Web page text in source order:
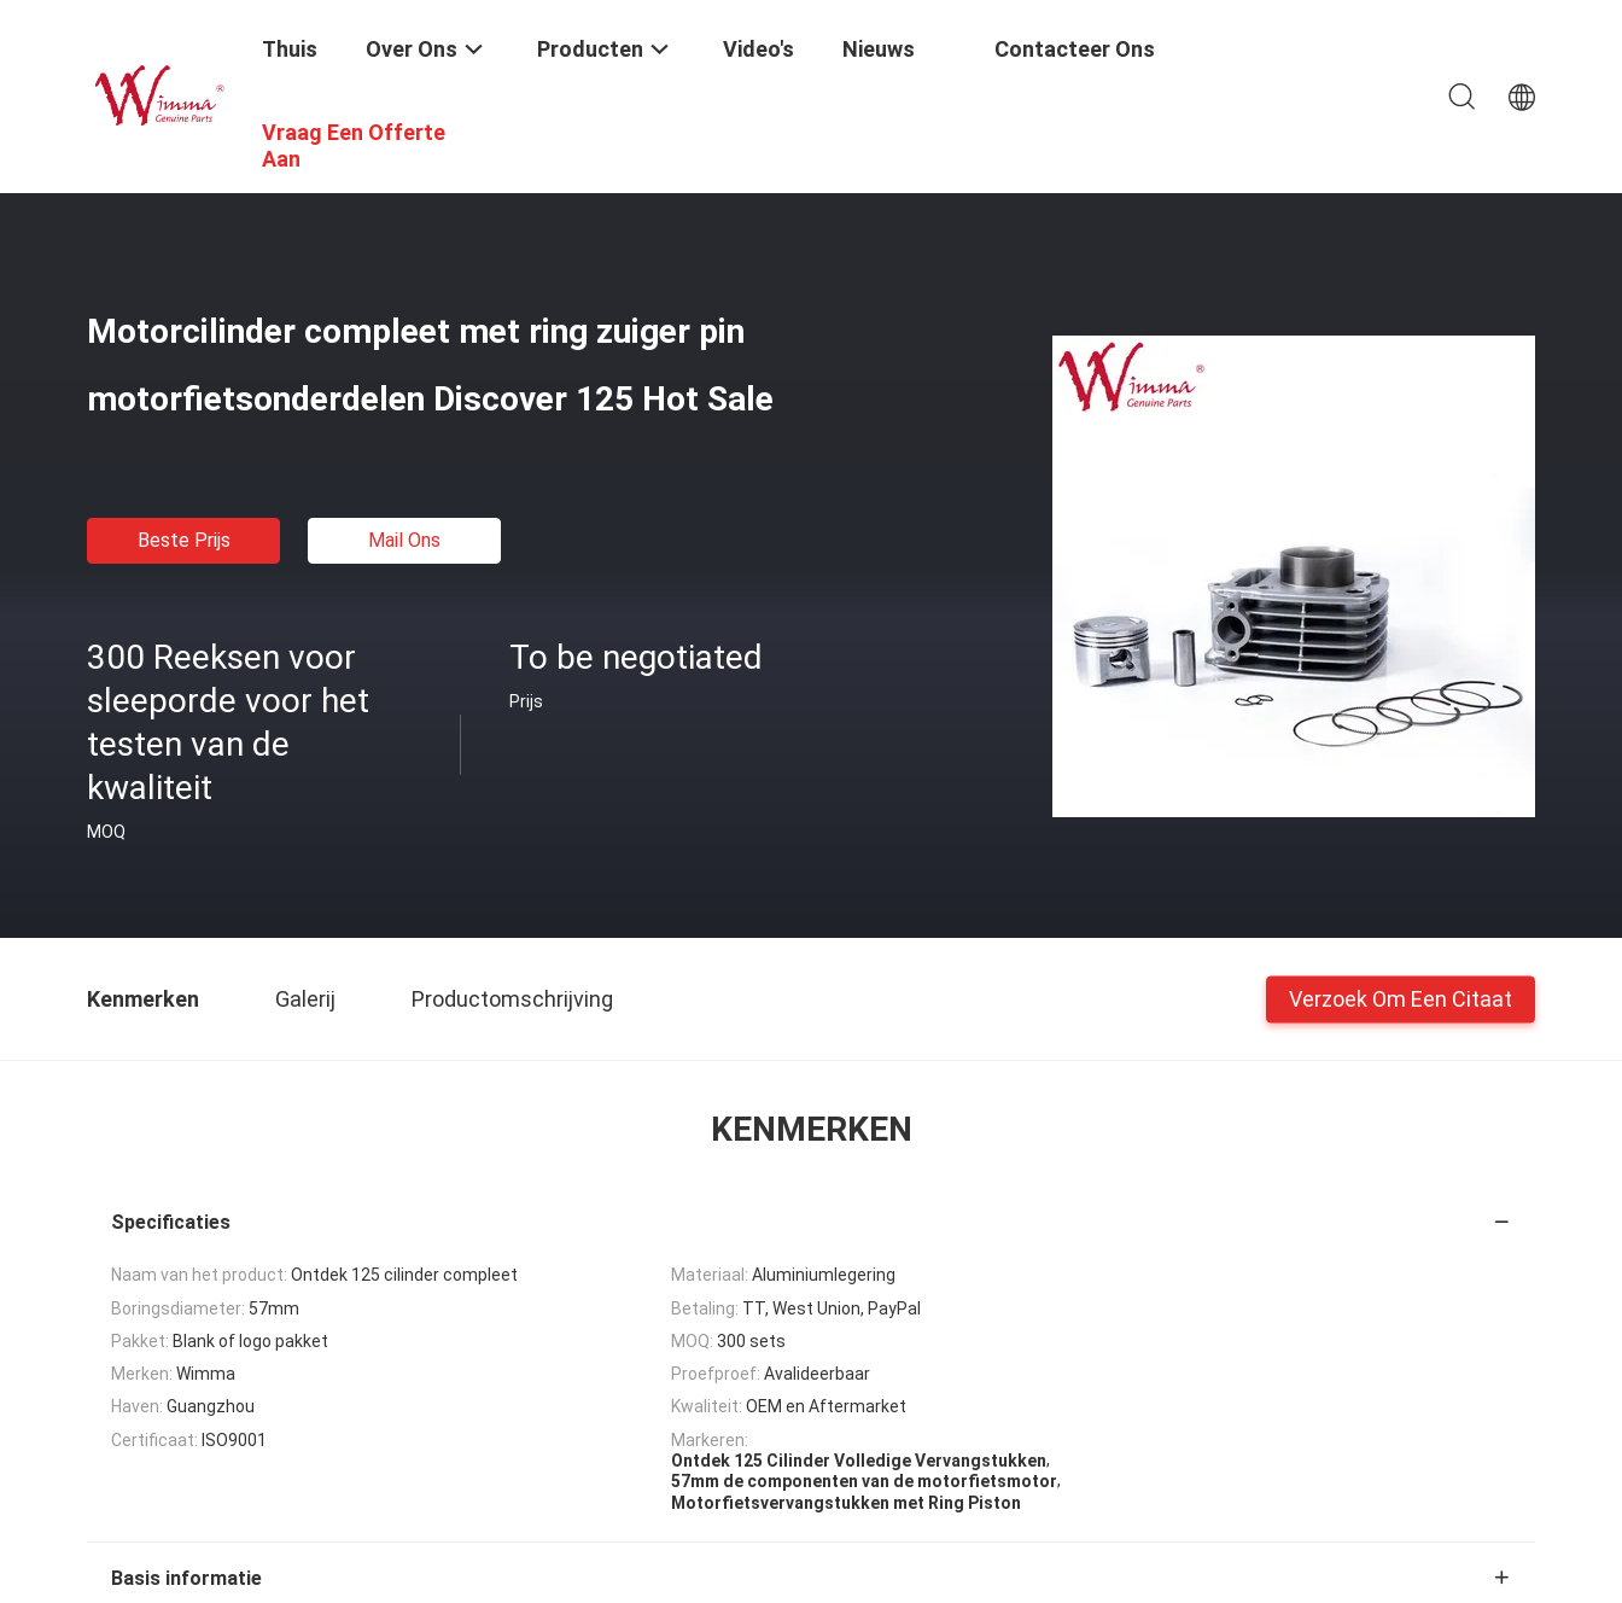
Thuis Over Ons Producten Video's Nieuws Contacteer Ons
Vraag Een Offerte
Aan
Thuis / De Vervangstukken Van De Motorfietsmotor
Motorcilinder compleet met ring zuiger pin
motorfietsonderdelen Discover 125 Hot Sale
Beste Prijs Mail Ons
300 Reeksen voor
sleeporde voor het
testen van de
kwaliteit
MOQ
To be negotiated
Prijs
Kenmerken Galerij Productomschrijving Verzoek Om Een Citaat
KENMERKEN
Specificaties
Naam van het product: Ontdek 125 cilinder compleet Materiaal: Aluminiumlegering
Boringsdiameter: 57mm Betaling: TT, West Union, PayPal
Pakket: Blank of logo pakket MOQ: 300 sets
Merken: Wimma Proefproef: Avalideerbaar
Haven: Guangzhou Kwaliteit: OEM en Aftermarket
Certificaat: ISO9001
Markeren:
Ontdek 125 Cilinder Volledige Vervangstukken,
57mm de componenten van de motorfietsmotor,
Motorfietsvervangstukken met Ring Piston
Basis informatie